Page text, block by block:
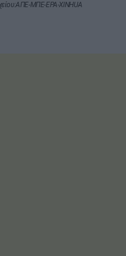
ΜΠΕ-EPA-XINHUA